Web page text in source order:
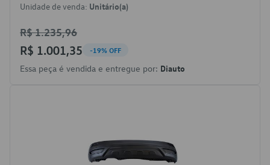
Unidade de venda: Unitário(a)
R$ 1.235,96
R$ 1.001,35 -19% OFF
Essa peça é vendida e entregue por: Diauto